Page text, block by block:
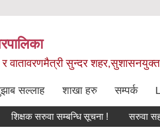
वातावरणमैत्री सुन्दर शहर,सुशासनयुक्त
सल्लाह शाखा हरु सम्पर्क
सरुवा सम्बन्धि सूचना ! सरुवा सहमतिका